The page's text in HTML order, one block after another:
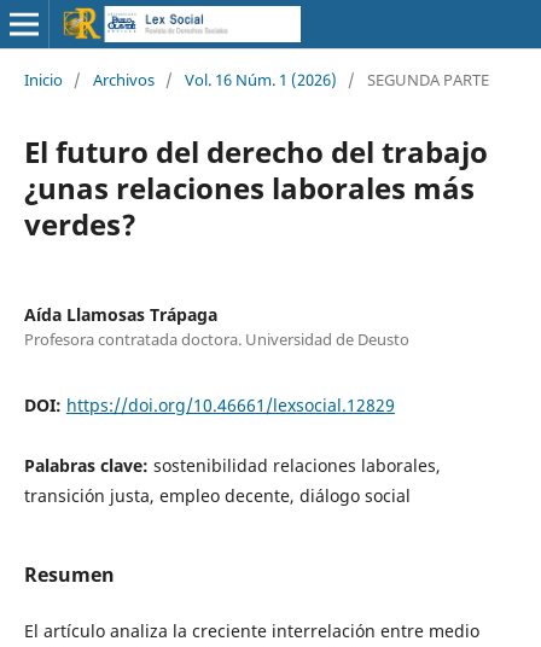
Inicio / Archivos / Vol. 16 Núm. 1 (2026) / SEGUNDA PARTE
El futuro del derecho del trabajo
¿unas relaciones laborales más
verdes?
Aída Llamosas Trápaga
Profesora contratada doctora. Universidad de Deusto
DOI: https://doi.org/10.46661/lexsocial.12829
Palabras clave: sostenibilidad relaciones laborales,
transición justa, empleo decente, diálogo social
Resumen
El artículo analiza la creciente interrelación entre medio